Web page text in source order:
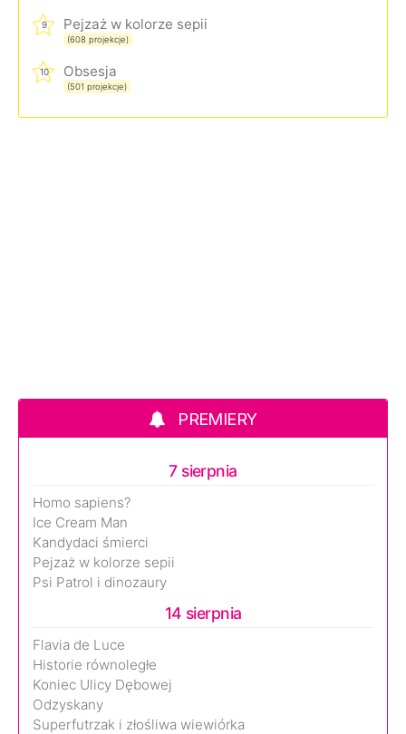
9 Pejzaż w kolorze sepii
(608 projekcje)
10 Obsesja
(501 projekcje)
PREMIERY
7 sierpnia
Homo sapiens?
Ice Cream Man
Kandydaci śmierci
Pejzaż w kolorze sepii
Psi Patrol i dinozaury
14 sierpnia
Flavia de Luce
Historie równoległe
Koniec Ulicy Dębowej
Odzyskany
Superfutrzak i złośliwa wiewiórka